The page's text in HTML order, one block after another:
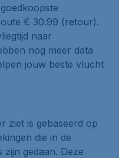
€ 30.99 (retour).
naar
nog meer data
jouw beste vlucht
ziet is gebaseerd op
die in de
zijn gedaan. Deze